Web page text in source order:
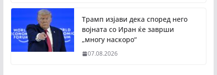
Трамп изјави дека според него
војната со Иран ќе заврши
„многу наскоро“
07.08.2026